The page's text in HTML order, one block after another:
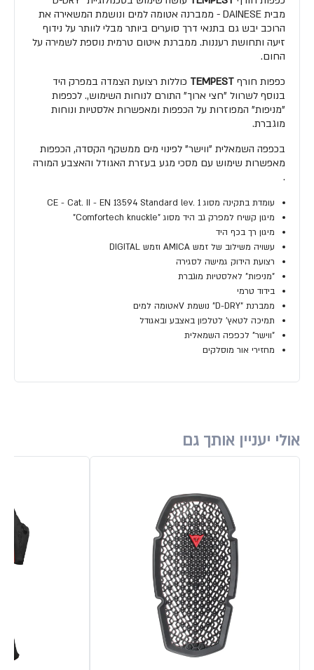
מבית DAINESE - ממברנה אטומה למים ונושמת המשאירה את
הרוכב יבש גם בתנאי דרך סוערים ביותר מבלי לוותר על נידוף
זיעה ותחושת רעננות. ממברנת איטום טרמית נוספת לשמירה על
החום.
כפפות חורף TEMPEST כוללות רצועת הצמדה במפרק היד
בנוסף לשרוול "חצי ארוך" התורם לנוחות השימוש,. לכפפות
"מניפות" המפוזרות על הכפפות ומאפשרות אלסטיות ונוחות
מוגברת.
בכפפה השמאלית "ווישר" לפינוי מים ממשקף הקסדה, הכפפות
מאפשרות שימוש עם מסכי מגע בעזרת האגודל והאצבע המורה
.
עומדת בתקינה מסוג CE - Cat. II - EN 13594 Standard lev. 1
מיגון קשיח למפרק גב היד מסוג "Comfortech knuckle"
מיגון רך בכף היד
עשויה משילוב של זמש AMICA וזמש DIGITAL
רצועת הידוק גמישה לסגירה
"מניפות" לאלסטיות מוגברת
בידוד טרמי
ממברנת "D-DRY" נושמת Vאטומה למים
תמיכה לטאץ' לטלפון באצבע ובאגודל
"ווישר" לכפפה השמאלית
מחזירי אור מוסלקים
אולי יעניין אותך גם